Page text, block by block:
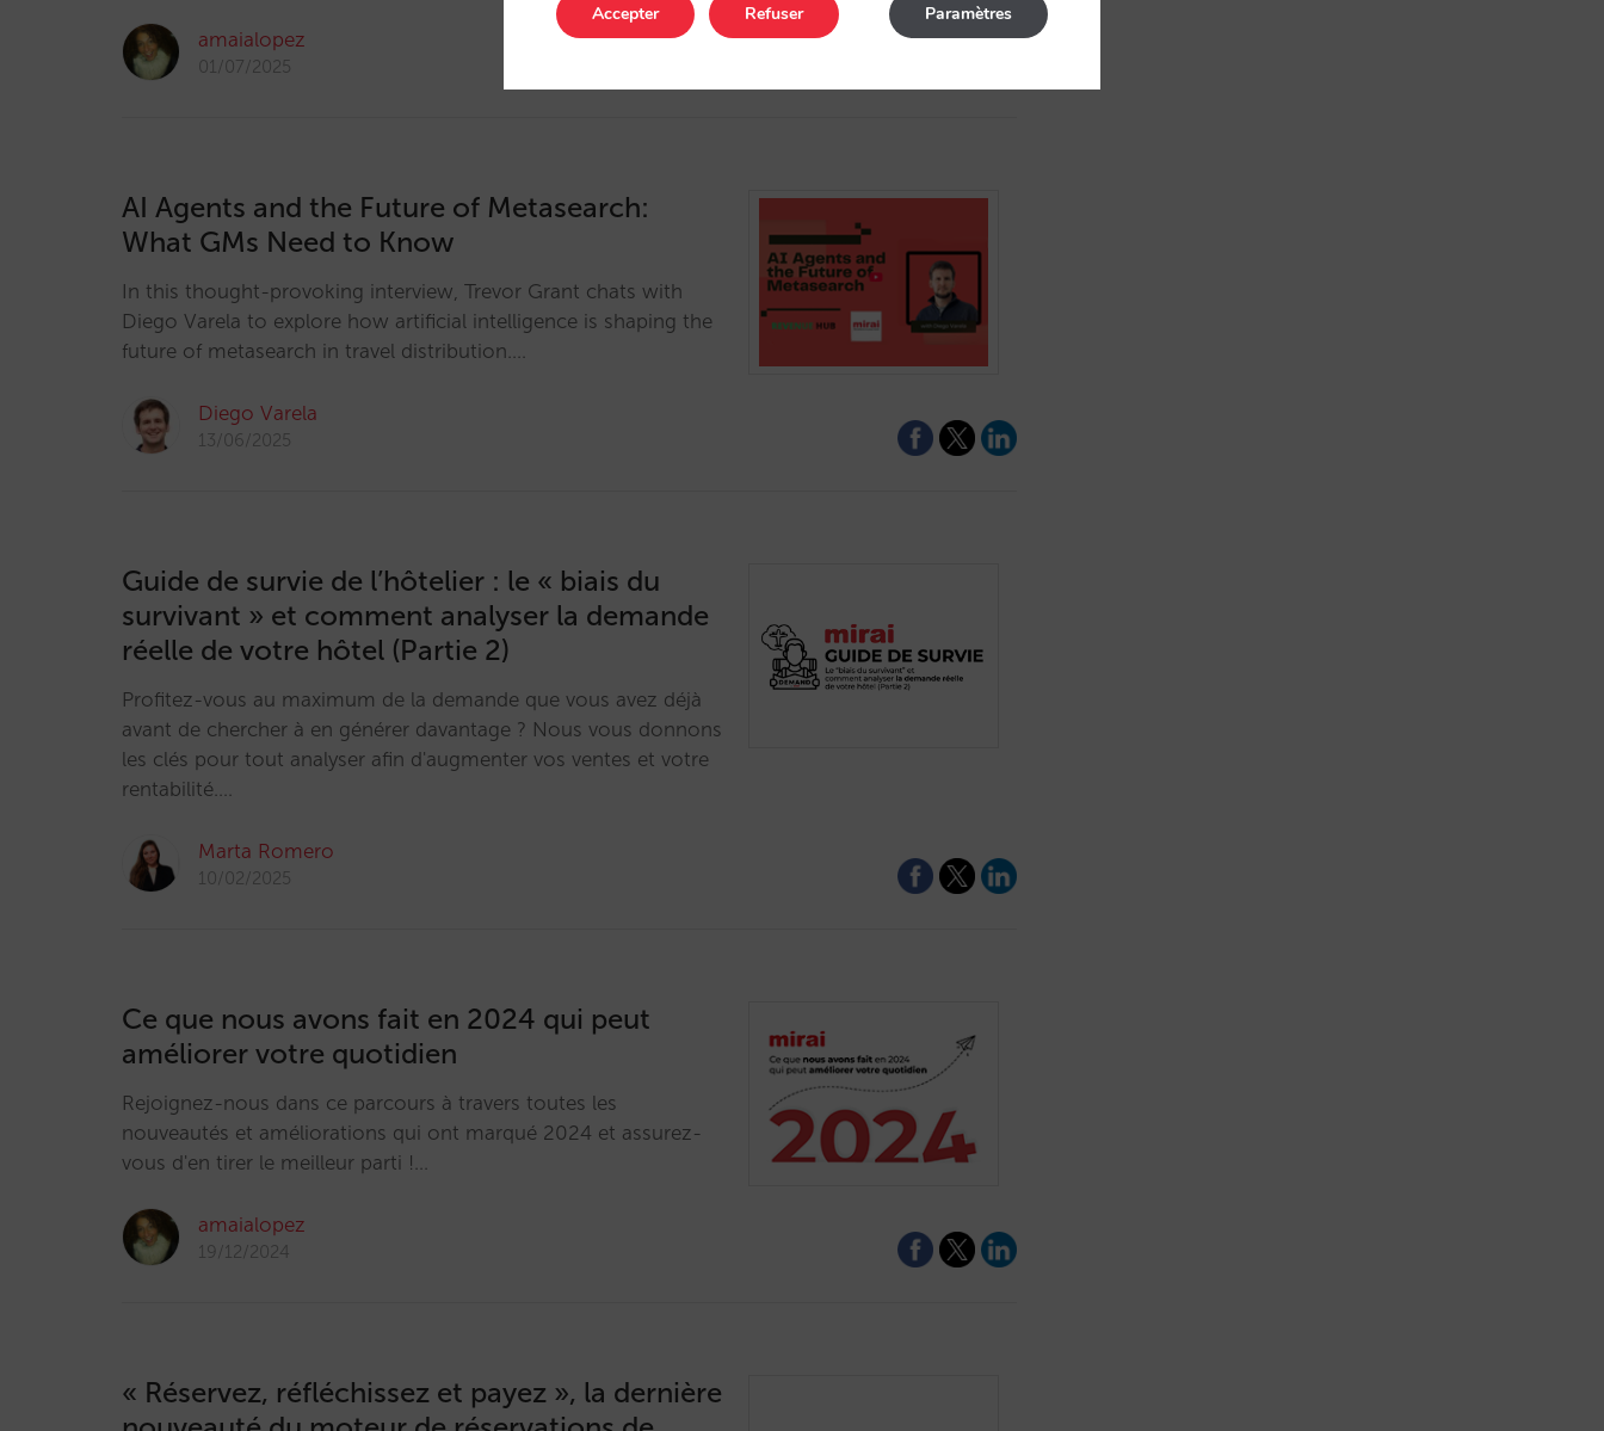
amaialopez
01/07/2025
AI Agents and the Future of Metasearch:
What GMs Need to Know
In this thought-provoking interview, Trevor Grant chats with
Diego Varela to explore how artificial intelligence is shaping the
future of metasearch in travel distribution.…
Diego Varela
13/06/2025
Guide de survie de l’hôtelier : le « biais du
survivant » et comment analyser la demande
réelle de votre hôtel (Partie 2)
Profitez-vous au maximum de la demande que vous avez déjà
avant de chercher à en générer davantage ? Nous vous donnons
les clés pour tout analyser afin d'augmenter vos ventes et votre
rentabilité.…
Marta Romero
10/02/2025
Ce que nous avons fait en 2024 qui peut
améliorer votre quotidien
Rejoignez-nous dans ce parcours à travers toutes les
nouveautés et améliorations qui ont marqué 2024 et assurez-
vous d'en tirer le meilleur parti !…
amaialopez
19/12/2024
« Réservez, réfléchissez et payez », la dernière
Accepter Paramètres
Refuser